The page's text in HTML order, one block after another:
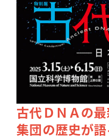
古代ＤＮＡの
集団の歴史が